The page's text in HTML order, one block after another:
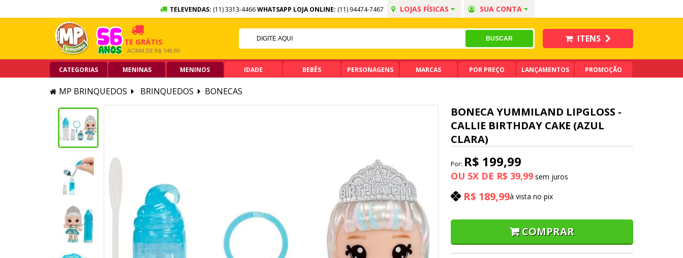
TELEVENDAS: (11) 3313-4466WHATSAPP LOJA ONLINE: (11) 94474-7467 LOJAS FÍSICAS SUA CONTA
FRETE GRÁTIS
GRANDE SP ACIMA DE R$ 149,90
5% OFF NO PIX
PIX ACIMA DE R$ 99,90
ITENS
CATEGORIAS MENINAS MENINOS IDADE BEBÊS PERSONAGENS MARCAS POR PREÇO LANÇAMENTOS PROMOÇÃO
MP BRINQUEDOS BRINQUEDOS BONECAS
BONECA YUMMILAND LIPGLOSS -
CALLIE BIRTHDAY CAKE (AZUL
CLARA)
Por: R$ 199,99
OU 5X DE R$ 39,99
R$ 189,99à vista no pix
COMPRAR